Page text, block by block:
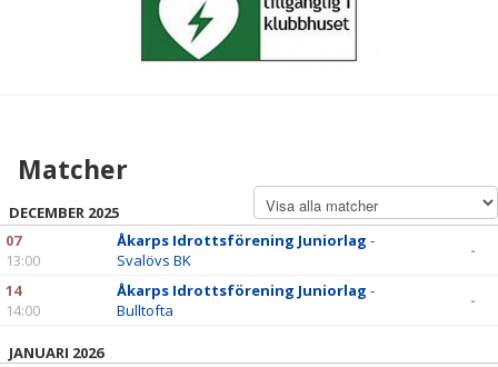
DOKUMENT
KONTAKT
Matcher
DECEMBER 2025
07
13:00
Åkarps Idrottsförening Juniorlag -
Svalövs BK
-
14
14:00
Åkarps Idrottsförening Juniorlag -
Bulltofta
-
JANUARI 2026